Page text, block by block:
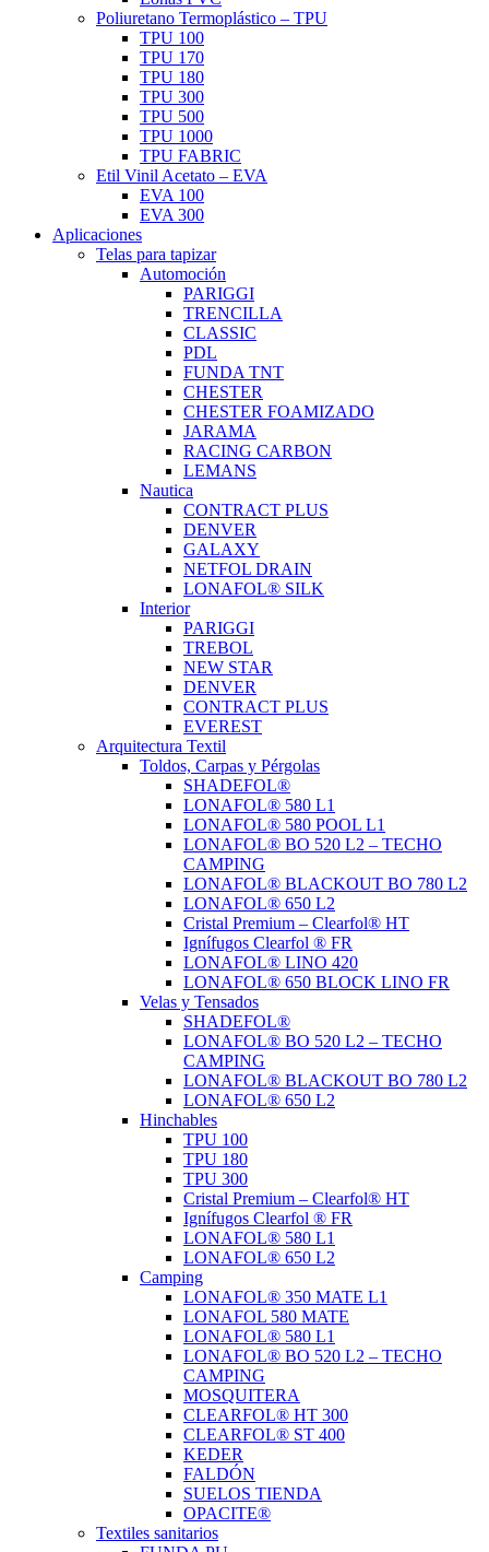
Poliuretano Termoplástico – TPU
TPU 100
TPU 170
TPU 180
TPU 300
TPU 500
TPU 1000
TPU FABRIC
Etil Vinil Acetato – EVA
EVA 100
EVA 300
Aplicaciones
Telas para tapizar
Automoción
PARIGGI
TRENCILLA
CLASSIC
PDL
FUNDA TNT
CHESTER
CHESTER FOAMIZADO
JARAMA
RACING CARBON
LEMANS
Nautica
CONTRACT PLUS
DENVER
GALAXY
NETFOL DRAIN
LONAFOL® SILK
Interior
PARIGGI
TREBOL
NEW STAR
DENVER
CONTRACT PLUS
EVEREST
Arquitectura Textil
Toldos, Carpas y Pérgolas
SHADEFOL®
LONAFOL® 580 L1
LONAFOL® 580 POOL L1
LONAFOL® BO 520 L2 – TECHO
CAMPING
LONAFOL® BLACKOUT BO 780 L2
LONAFOL® 650 L2
Cristal Premium – Clearfol® HT
Ignífugos Clearfol ® FR
LONAFOL® LINO 420
LONAFOL® 650 BLOCK LINO FR
Velas y Tensados
SHADEFOL®
LONAFOL® BO 520 L2 – TECHO
CAMPING
LONAFOL® BLACKOUT BO 780 L2
LONAFOL® 650 L2
Hinchables
TPU 100
TPU 180
TPU 300
Cristal Premium – Clearfol® HT
Ignífugos Clearfol ® FR
LONAFOL® 580 L1
LONAFOL® 650 L2
Camping
LONAFOL® 350 MATE L1
LONAFOL 580 MATE
LONAFOL® 580 L1
LONAFOL® BO 520 L2 – TECHO
CAMPING
MOSQUITERA
CLEARFOL® HT 300
CLEARFOL® ST 400
KEDER
FALDÓN
SUELOS TIENDA
OPACITE®
Textiles sanitarios